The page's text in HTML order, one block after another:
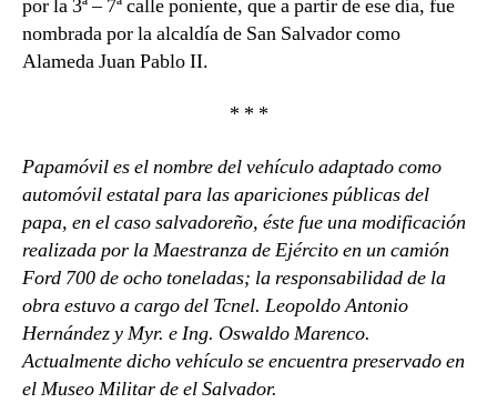
por la 3ª – 7ª calle poniente, que a partir de ese día, fue
nombrada por la alcaldía de San Salvador como
Alameda Juan Pablo II.
* * *
Papamóvil es el nombre del vehículo adaptado como
automóvil estatal para las apariciones públicas del
papa, en el caso salvadoreño, éste fue una modificación
realizada por la Maestranza de Ejército en un camión
Ford 700 de ocho toneladas; la responsabilidad de la
obra estuvo a cargo del Tcnel. Leopoldo Antonio
Hernández y Myr. e Ing. Oswaldo Marenco.
Actualmente dicho vehículo se encuentra preservado en
el Museo Militar de el Salvador.